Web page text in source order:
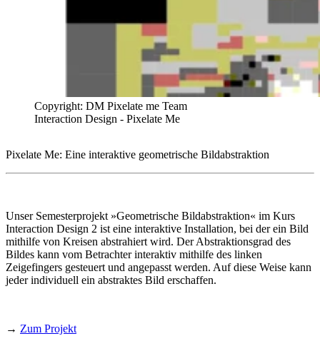
Copyright: DM Pixelate me Team
Interaction Design - Pixelate Me
Pixelate Me: Eine interaktive geometrische Bildabstraktion
Unser Semesterprojekt »Geometrische Bildabstraktion« im Kurs
Interaction Design 2 ist eine interaktive Installation, bei der ein Bild
mithilfe von Kreisen abstrahiert wird. Der Abstraktionsgrad des
Bildes kann vom Betrachter interaktiv mithilfe des linken
Zeigefingers gesteuert und angepasst werden. Auf diese Weise kann
jeder individuell ein abstraktes Bild erschaffen.
→ Zum Projekt